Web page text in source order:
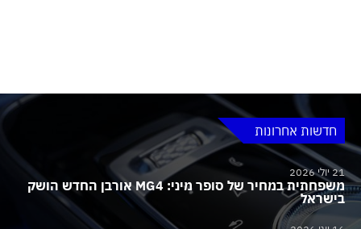
חדשות אחרונות
21 יולי 2026
משפחתית במחיר של סופר מיני: MG4 אורבן החדש הושק
בישראל